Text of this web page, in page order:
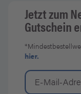
Jetzt zum
Gutschein
hier.